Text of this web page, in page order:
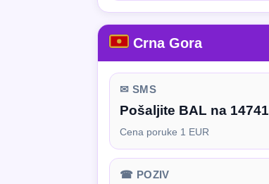
Crna Gora
✉ SMS
Pošaljite BAL na 14741
Cena poruke 1 EUR
☎ POZIV